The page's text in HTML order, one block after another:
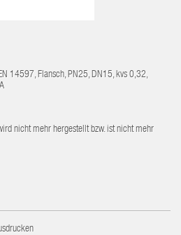
14597, Flansch, PN25, DN15, kvs 0,32,
nicht mehr hergestellt bzw. ist nicht mehr